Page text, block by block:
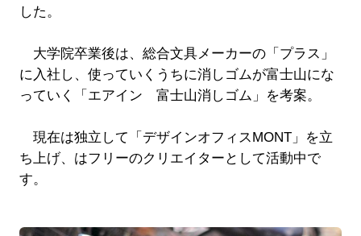
した。
大学院卒業後は、総合文具メーカーの「プラス」
に入社し、使っていくうちに消しゴムが富士山にな
っていく「エアイン 富士山消しゴム」を考案。
現在は独立して「デザインオフィスMONT」を立
ち上げ、はフリーのクリエイターとして活動中で
す。